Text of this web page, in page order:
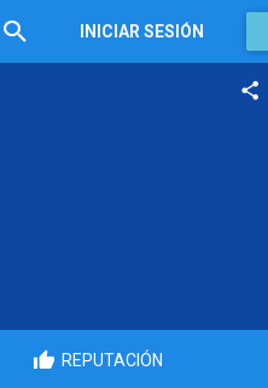
INICIAR SESIÓN
REPUTACIÓN